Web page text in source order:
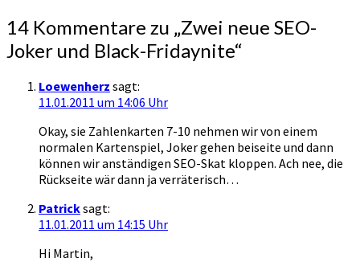
14 Kommentare zu „Zwei neue SEO-
Joker und Black-Fridaynite“
Loewenherz sagt:
11.01.2011 um 14:06 Uhr
Okay, sie Zahlenkarten 7-10 nehmen wir von einem
normalen Kartenspiel, Joker gehen beiseite und dann
können wir anständigen SEO-Skat kloppen. Ach nee, die
Rückseite wär dann ja verräterisch…
Patricksagt:
11.01.2011 um 14:15 Uhr
Hi Martin,